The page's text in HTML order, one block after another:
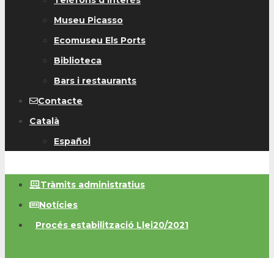
Museu Picasso
Ecomuseu Els Ports
Biblioteca
Bars i restaurants
Contacte
Català
Español
Tràmits administratius
Notícies
Procés estabilització Llei20/2021